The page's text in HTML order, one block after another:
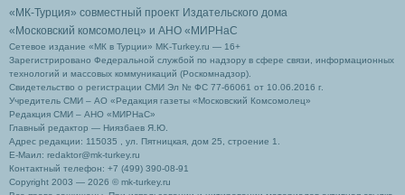
«МК-Турция» совместный проект Издательского дома
«Московский комсомолец» и АНО «МИРНаС
Сетевое издание «МК в Турции» MK-Turkey.ru — 16+
Зарегистрировано Федеральной службой по надзору в сфере связи, информационных
технологий и массовых коммуникаций (Роскомнадзор).
Свидетельство о регистрации СМИ Эл № ФС 77-66061 от 10.06.2016 г.
Учредитель СМИ – АО «Редакция газеты «Московский Комсомолец»
Редакция СМИ – АНО «МИРНаС»
Главный редактор — Ниязбаев Я.Ю.
Адрес редакции: 115035 , ул. Пятницкая, дом 25, строение 1.
Е-Маил: redaktor@mk-turkey.ru
Контактный телефон: +7 (499) 390-08-91
Copyright 2003 — 2026 © mk-turkey.ru